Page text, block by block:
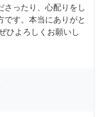
さったり、心配りをし
です。本当にありがと
ひよろしくお願いし